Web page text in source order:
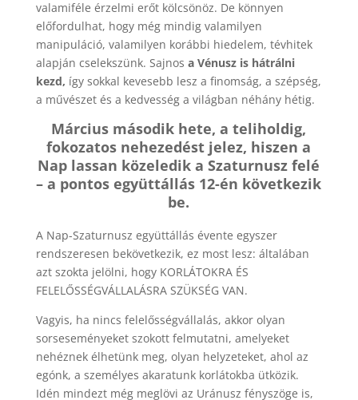
valamiféle érzelmi erőt kölcsönöz. De könnyen
előfordulhat, hogy még mindig valamilyen
manipuláció, valamilyen korábbi hiedelem, tévhitek
alapján cselekszünk. Sajnos a Vénusz is hátrálni
kezd, így sokkal kevesebb lesz a finomság, a szépség,
a művészet és a kedvesség a világban néhány hétig.
Március második hete, a teliholdig,
fokozatos nehezedést jelez, hiszen a
Nap lassan közeledik a Szaturnusz felé
– a pontos együttállás 12-én következik
be.
A Nap-Szaturnusz együttállás évente egyszer
rendszeresen bekövetkezik, ez most lesz: általában
azt szokta jelölni, hogy KORLÁTOKRA ÉS
FELELŐSSÉGVÁLLALÁSRA SZÜKSÉG VAN.
Vagyis, ha nincs felelősségvállalás, akkor olyan
sorseseményeket szokott felmutatni, amelyeket
nehéznek élhetünk meg, olyan helyzeteket, ahol az
egónk, a személyes akaratunk korlátokba ütközik.
Idén mindezt még meglövi az Uránusz fényszöge is,